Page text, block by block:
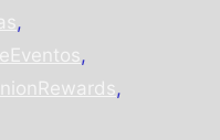
,
,
,